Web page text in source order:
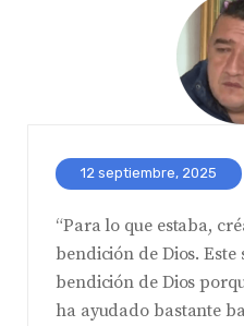
12 septiembre, 2025
“Para lo que estaba,
bendición de Dios.
bendición de Dios
ha ayudado bastante